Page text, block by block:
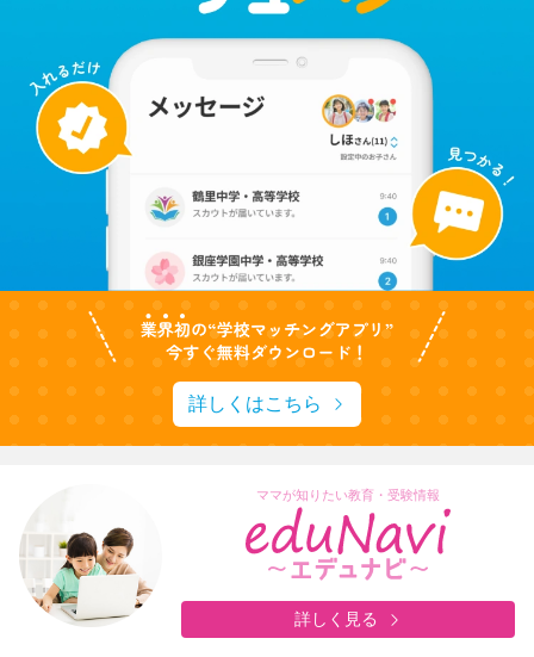
詳しくはこちら
ママが知りたい教育・受験情報
詳しく見る